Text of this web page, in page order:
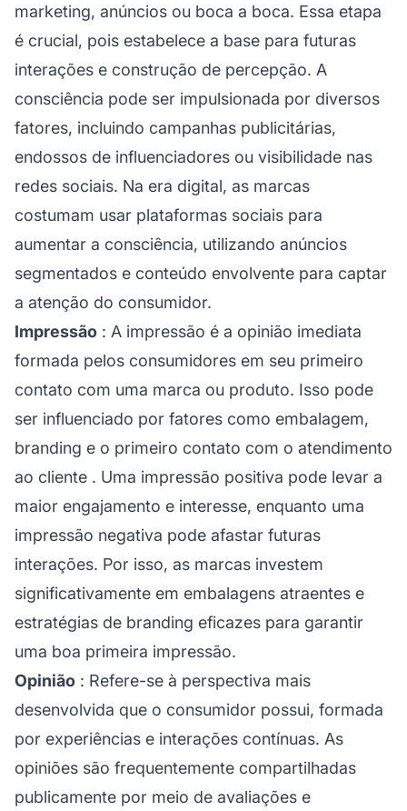
marketing, anúncios ou boca a boca. Essa etapa
é crucial, pois estabelece a base para futuras
interações e construção de percepção. A
consciência pode ser impulsionada por diversos
fatores, incluindo campanhas publicitárias,
endossos de influenciadores ou visibilidade nas
redes sociais. Na era digital, as marcas
costumam usar plataformas sociais para
aumentar a consciência, utilizando anúncios
segmentados e conteúdo envolvente para captar
a atenção do consumidor.
Impressão : A impressão é a opinião imediata
formada pelos consumidores em seu primeiro
contato com uma marca ou produto. Isso pode
ser influenciado por fatores como embalagem,
branding e o primeiro contato com o atendimento
ao cliente . Uma impressão positiva pode levar a
maior engajamento e interesse, enquanto uma
impressão negativa pode afastar futuras
interações. Por isso, as marcas investem
significativamente em embalagens atraentes e
estratégias de branding eficazes para garantir
uma boa primeira impressão.
Opinião : Refere-se à perspectiva mais
desenvolvida que o consumidor possui, formada
por experiências e interações contínuas. As
opiniões são frequentemente compartilhadas
publicamente por meio de avaliações e